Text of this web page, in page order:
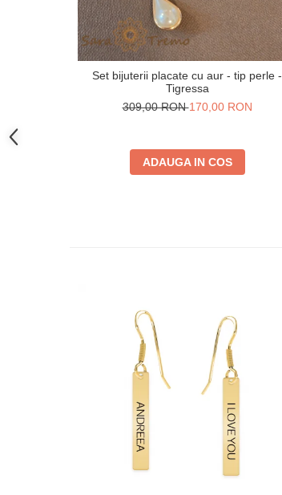
Set bijuterii placate cu aur - tip perle -
Tigressa
309,00 RON170,00 RON
ADAUGA IN COS